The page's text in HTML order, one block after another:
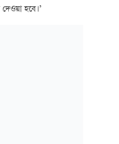
হবে।’